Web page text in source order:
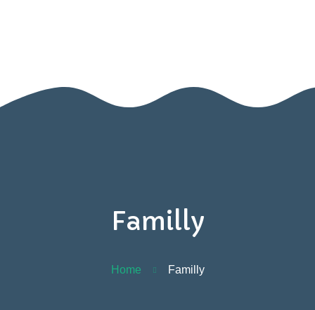
Familly
Home Familly